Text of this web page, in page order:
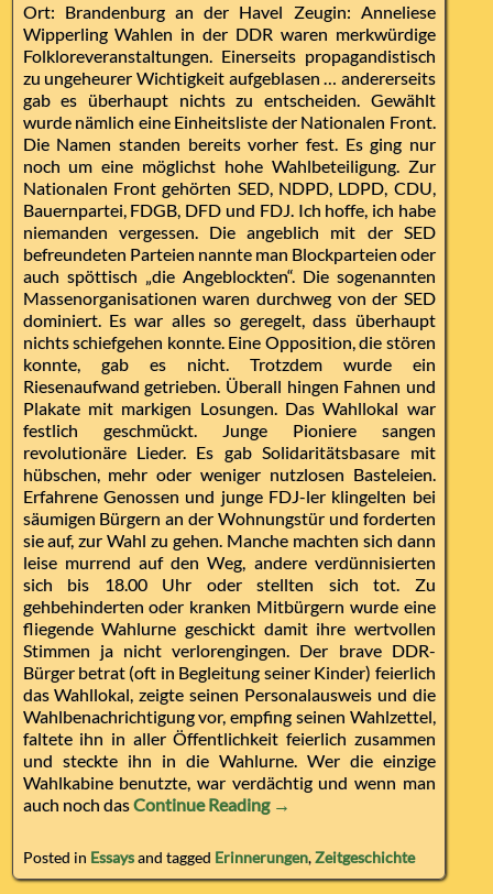
Ort: Brandenburg an der Havel Zeugin: Anneliese
Wipperling Wahlen in der DDR waren merkwürdige
Folkloreveranstaltungen. Einerseits propagandistisch
zu ungeheurer Wichtigkeit aufgeblasen … andererseits
gab es überhaupt nichts zu entscheiden. Gewählt
wurde nämlich eine Einheitsliste der Nationalen Front.
Die Namen standen bereits vorher fest. Es ging nur
noch um eine möglichst hohe Wahlbeteiligung. Zur
Nationalen Front gehörten SED, NDPD, LDPD, CDU,
Bauernpartei, FDGB, DFD und FDJ. Ich hoffe, ich habe
niemanden vergessen. Die angeblich mit der SED
befreundeten Parteien nannte man Blockparteien oder
auch spöttisch „die Angeblockten“. Die sogenannten
Massenorganisationen waren durchweg von der SED
dominiert. Es war alles so geregelt, dass überhaupt
nichts schiefgehen konnte. Eine Opposition, die stören
konnte, gab es nicht. Trotzdem wurde ein
Riesenaufwand getrieben. Überall hingen Fahnen und
Plakate mit markigen Losungen. Das Wahllokal war
festlich geschmückt. Junge Pioniere sangen
revolutionäre Lieder. Es gab Solidaritätsbasare mit
hübschen, mehr oder weniger nutzlosen Basteleien.
Erfahrene Genossen und junge FDJ-ler klingelten bei
säumigen Bürgern an der Wohnungstür und forderten
sie auf, zur Wahl zu gehen. Manche machten sich dann
leise murrend auf den Weg, andere verdünnisierten
sich bis 18.00 Uhr oder stellten sich tot. Zu
gehbehinderten oder kranken Mitbürgern wurde eine
fliegende Wahlurne geschickt damit ihre wertvollen
Stimmen ja nicht verlorengingen. Der brave DDR-
Bürger betrat (oft in Begleitung seiner Kinder) feierlich
das Wahllokal, zeigte seinen Personalausweis und die
Wahlbenachrichtigung vor, empfing seinen Wahlzettel,
faltete ihn in aller Öffentlichkeit feierlich zusammen
und steckte ihn in die Wahlurne. Wer die einzige
Wahlkabine benutzte, war verdächtig und wenn man
auch noch dasContinue Reading →
Posted in Essaysand tagged Erinnerungen,Zeitgeschichte